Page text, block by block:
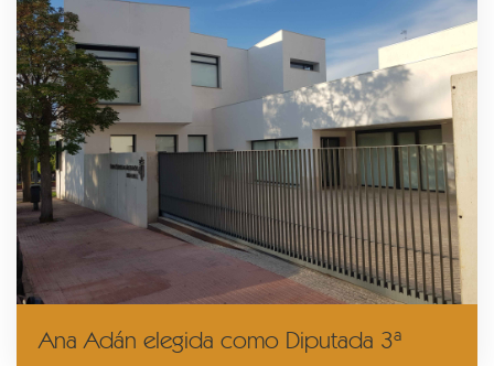
Ana Adán elegida como Diputada 3ª